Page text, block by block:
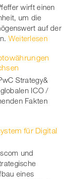
wirft einen
um die
auf der
Weiterlesen
Strategy&
ICO /
Fakten
für Digital
und
eines